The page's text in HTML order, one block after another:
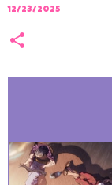
12/23/2025